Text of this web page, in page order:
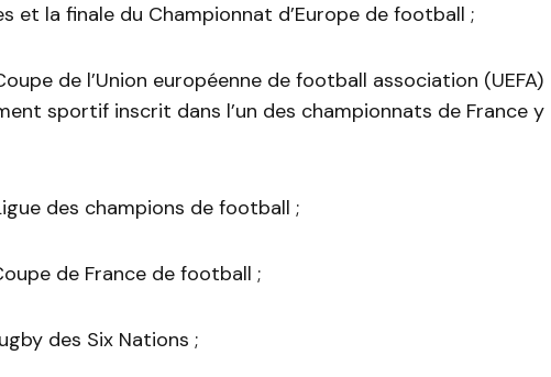
et la finale du Championnat d’Europe de football ;
de l’Union européenne de football association (UEFA)
sportif inscrit dans l’un des championnats de France y
des champions de football ;
de France de football ;
des Six Nations ;